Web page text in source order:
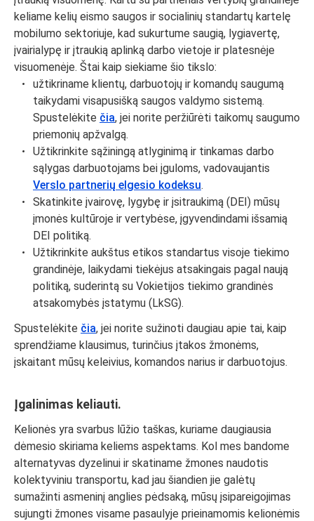
keliame kelių eismo saugos ir socialinių standartų kartelę
mobilumo sektoriuje, kad sukurtume saugią, lygiavertę,
įvairialypę ir įtraukią aplinką darbo vietoje ir platesnėje
visuomenėje. Štai kaip siekiame šio tikslo:
užtikriname klientų, darbuotojų ir komandų saugumą
taikydami visapusišką saugos valdymo sistemą.
Spustelėkite čia, jei norite peržiūrėti taikomų saugumo
priemonių apžvalgą.
Užtikrinkite sąžiningą atlyginimą ir tinkamas darbo
sąlygas darbuotojams bei įguloms, vadovaujantis
Verslo partnerių elgesio kodeksu.
Skatinkite įvairovę, lygybę ir įsitraukimą (DEI) mūsų
įmonės kultūroje ir vertybėse, įgyvendindami išsamią
DEI politiką.
Užtikrinkite aukštus etikos standartus visoje tiekimo
grandinėje, laikydami tiekėjus atsakingais pagal naują
politiką, suderintą su Vokietijos tiekimo grandinės
atsakomybės įstatymu (LkSG).
Spustelėkite čia, jei norite sužinoti daugiau apie tai, kaip
sprendžiame klausimus, turinčius įtakos žmonėms,
įskaitant mūsų keleivius, komandos narius ir darbuotojus.
Įgalinimas keliauti.
Kelionės yra svarbus lūžio taškas, kuriame daugiausia
dėmesio skiriama keliems aspektams. Kol mes bandome
alternatyvas dyzelinui ir skatiname žmones naudotis
kolektyviniu transportu, kad jau šiandien jie galėtų
sumažinti asmeninį anglies pėdsaką, mūsų įsipareigojimas
sujungti žmones visame pasaulyje prieinamomis kelionėmis